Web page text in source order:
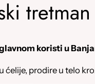
koristi u
ćelije, prodire u telo